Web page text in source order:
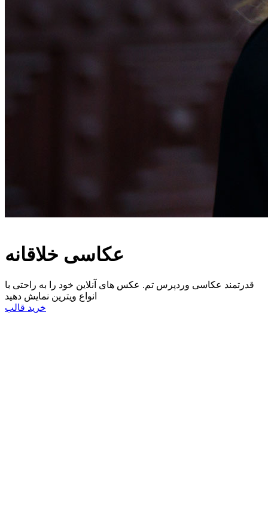
عکاسی خلاقانه
قدرتمند عکاسی وردپرس تم. عکس های آنلاین خود را به راحتی با
انواع ویترین نمایش دهید
خرید قالب